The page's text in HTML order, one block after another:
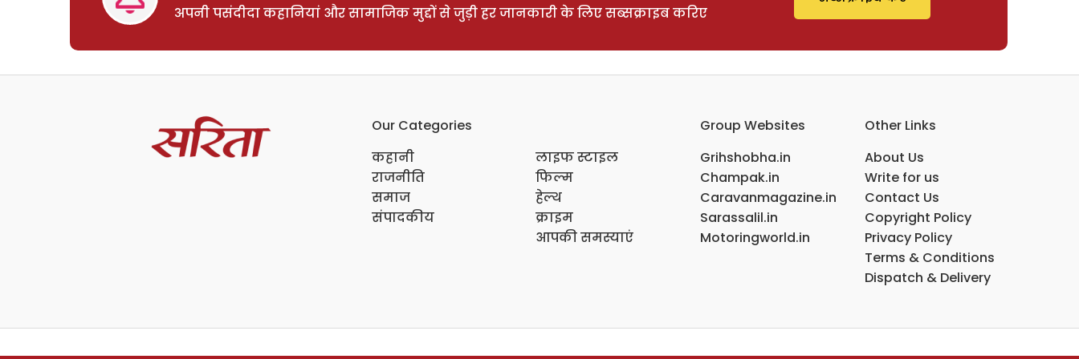
अपनी पसंदीदा कहानियां और सामाजिक मुद्दों से जुड़ी हर जानकारी के लिए सब्सक्राइब करिए
Our Categories
कहानी
राजनीति
समाज
संपादकीय
लाइफ स्टाइल
फिल्म
हेल्थ
क्राइम
आपकी समस्याएं
Group Websites
Grihshobha.in
Champak.in
Caravanmagazine.in
Sarassalil.in
Motoringworld.in
Other Links
About Us
Write for us
Contact Us
Copyright Policy
Privacy Policy
Terms & Conditions
Dispatch & Delivery